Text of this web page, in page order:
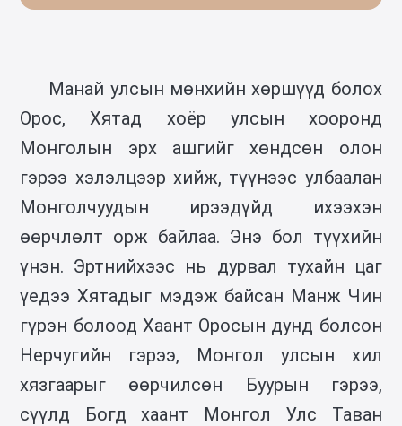
Манай улсын мөнхийн хөршүүд болох
Орос, Хятад хоёр улсын хооронд
Монголын эрх ашгийг хөндсөн олон
гэрээ хэлэлцээр хийж, түүнээс улбаалан
Монголчуудын ирээдүйд ихээхэн
өөрчлөлт орж байлаа. Энэ бол түүхийн
үнэн. Эртнийхээс нь дурвал тухайн цаг
үедээ Хятадыг мэдэж байсан Манж Чин
гүрэн болоод Хаант Оросын дунд болсон
Нерчугийн гэрээ, Монгол улсын хил
хязгаарыг өөрчилсөн Буурын гэрээ,
сүүлд Богд хаант Монгол Улс Таван